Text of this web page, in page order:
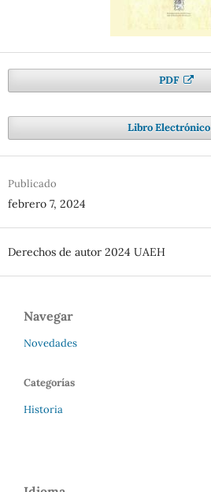
PDF
Libro Electrónico
Publicado
febrero 7, 2024
Derechos de autor 2024 UAEH
Navegar
Novedades
Categorías
Historia